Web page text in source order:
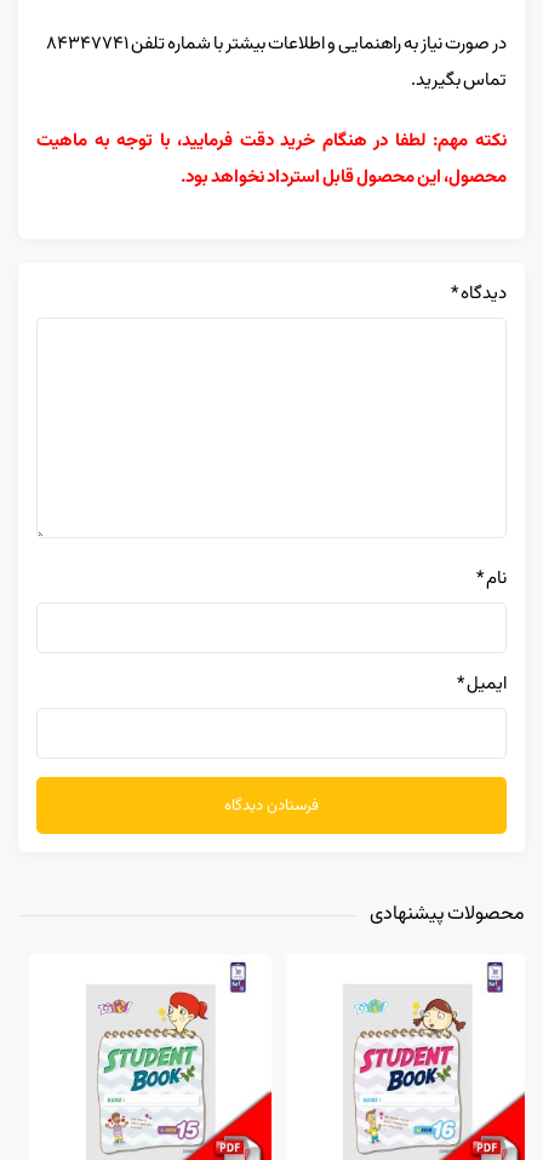
در صورت نیاز به راهنمایی و اطلاعات بیشتر با شماره تلفن ۸۴۳۴۷۷۴۱
تماس بگیرید.
نکته مهم: لطفا در هنگام خرید دقت فرمایید، با توجه به ماهیت
محصول، این محصول قابل استرداد نخواهد بود.
دیدگاه*
نام*
ایمیل*
محصولات پیشنهادی